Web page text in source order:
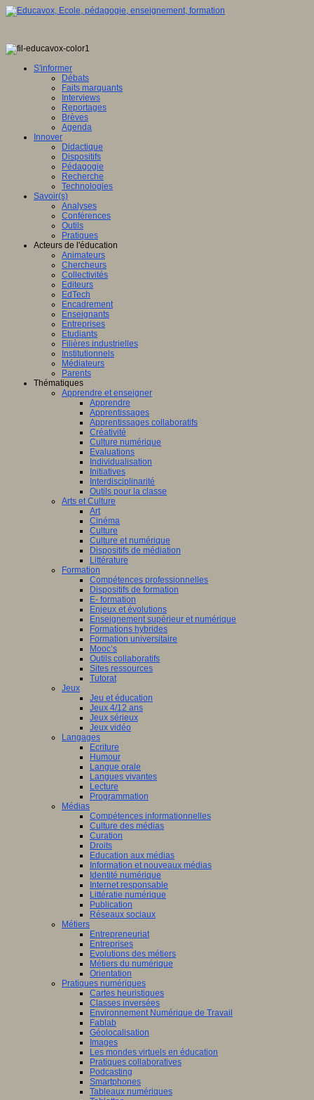
S'informer
Débats
Faits marquants
Interviews
Reportages
Brèves
Agenda
Innover
Didactique
Dispositifs
Pédagogie
Recherche
Technologies
Savoir(s)
Analyses
Conférences
Outils
Pratiques
Acteurs de l'éducation
Animateurs
Chercheurs
Collectivités
Editeurs
EdTech
Encadrement
Enseignants
Entreprises
Etudiants
Filières industrielles
Institutionnels
Médiateurs
Parents
Thématiques
Apprendre et enseigner
Apprendre
Apprentissages
Apprentissages collaboratifs
Créativité
Culture numérique
Evaluations
Individualisation
Initiatives
Interdisciplinarité
Outils pour la classe
Arts et Culture
Art
Cinéma
Culture
Culture et numérique
Dispositifs de médiation
Littérature
Formation
Compétences professionnelles
Dispositifs de formation
E- formation
Enjeux et évolutions
Enseignement supérieur et numérique
Formations hybrides
Formation universitaire
Mooc’s
Outils collaboratifs
Sites ressources
Tutorat
Jeux
Jeu et éducation
Jeux 4/12 ans
Jeux sérieux
Jeux vidéo
Langages
Ecriture
Humour
Langue orale
Langues vivantes
Lecture
Programmation
Médias
Compétences informationnelles
Culture des médias
Curation
Droits
Education aux médias
Information et nouveaux médias
Identité numérique
Internet responsable
Littératie numérique
Publication
Réseaux sociaux
Métiers
Entrepreneuriat
Entreprises
Evolutions des métiers
Métiers du numérique
Orientation
Pratiques numériques
Cartes heuristiques
Classes inversées
Environnement Numérique de Travail
Fablab
Géolocalisation
Images
Les mondes virtuels en éducation
Pratiques collaboratives
Podcasting
Smartphones
Tableaux numériques